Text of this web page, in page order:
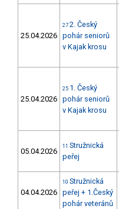
25.04.2026
27 2. Český
pohár seniorů
v Kajak krosu
25.04.2026
25 1. Český
pohár seniorů
v Kajak krosu
05.04.2026
11 Stružnická
peřej
04.04.2026
10 Stružnická
peřej + 1.Český
pohár veteránů